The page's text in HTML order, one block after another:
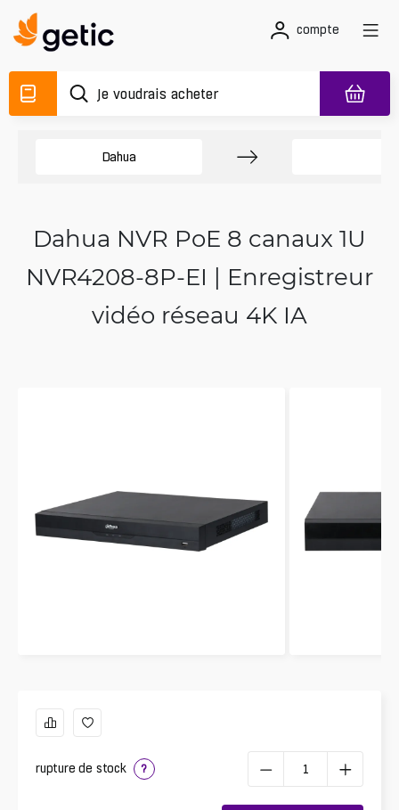
compte
Dahua
Dahua NVR PoE 8 canaux 1U
NVR4208-8P-EI | Enregistreur
vidéo réseau 4K IA
rupture de stock ?